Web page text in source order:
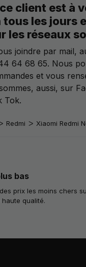
client est à
les jours
les réseaux
joindre par mail,
64 68 65. Nous
et vous
aussi, sur
Tok.
Redmi Xiaomi Redmi
bas
prix les moins chers
qualité.